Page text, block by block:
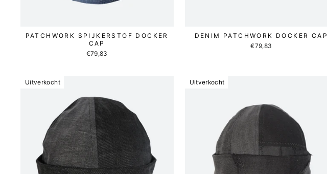
PATCHWORK SPIJKERSTOF DOCKER
CAP
€79,83
DENIM PATCHWORK DOCKER CAP
€79,83
Uitverkocht Uitverkocht